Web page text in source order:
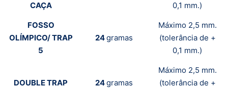
CAÇA
0,1 mm.)
FOSSO
OLÍMPICO/ TRAP
5
24gramas
Máximo 2,5 mm.
(tolerância de +
0,1 mm.)
DOUBLE TRAP 24gramas
Máximo 2,5 mm.
(tolerância de +